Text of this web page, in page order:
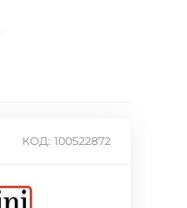
КОД: 100522872